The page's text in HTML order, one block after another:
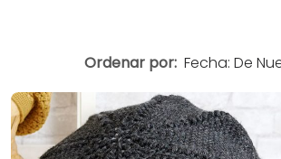
Ordenar por: